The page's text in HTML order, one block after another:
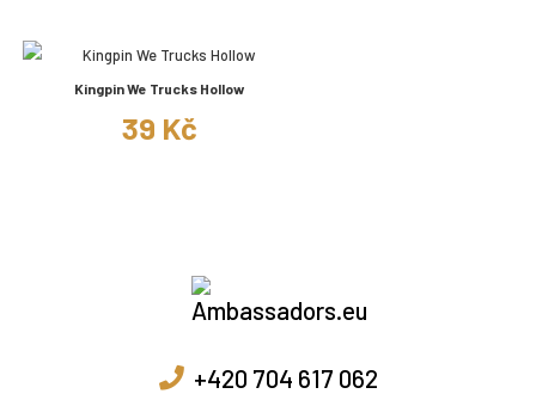
Kingpin We Trucks Hollow
39 Kč
+420 704 617 062